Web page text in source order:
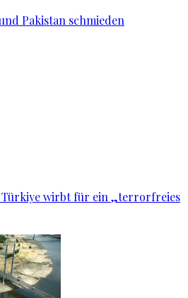
Pakistan schmieden
Türkiye wirbt für ein „terrorfreies